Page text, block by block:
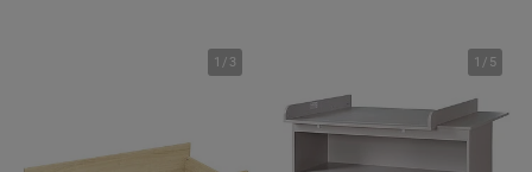
1 / 3 1 / 5